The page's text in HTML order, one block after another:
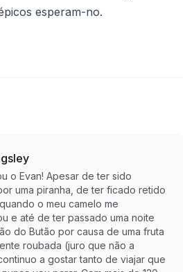
esperam-no.
o Evan! Apesar de ter sido
uma piranha, de ter ficado retido
o meu camelo me
e até de ter passado uma noite
do Butão por causa de uma fruta
roubada (juro que não a
a gostar tanto de viajar que